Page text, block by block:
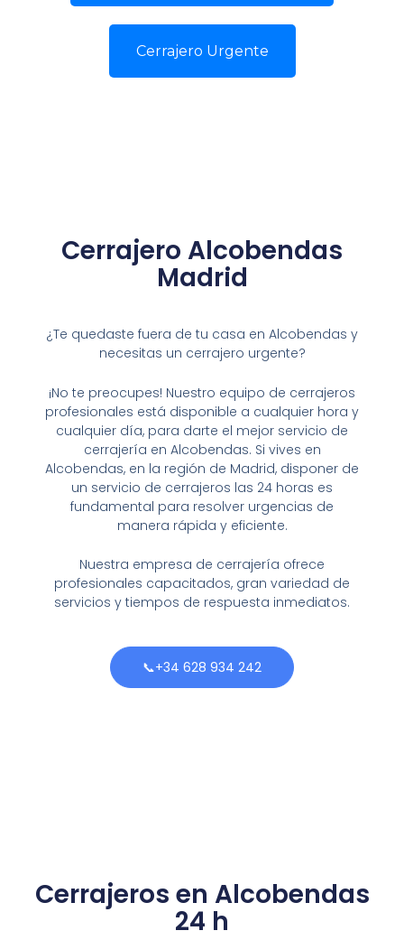
Cerrajero Urgente
Cerrajero Alcobendas
Madrid
¿Te quedaste fuera de tu casa en Alcobendas y
necesitas un cerrajero urgente?
¡No te preocupes! Nuestro equipo de cerrajeros
profesionales está disponible a cualquier hora y
cualquier día, para darte el mejor servicio de
cerrajería en Alcobendas. Si vives en
Alcobendas, en la región de Madrid, disponer de
un servicio de cerrajeros las 24 horas es
fundamental para resolver urgencias de
manera rápida y eficiente.
Nuestra empresa de cerrajería ofrece
profesionales capacitados, gran variedad de
servicios y tiempos de respuesta inmediatos.
📞+34 628 934 242
Cerrajeros en Alcobendas
24 h